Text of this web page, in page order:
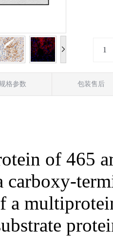
格参数 包装售后
of 465
carboxy-
a